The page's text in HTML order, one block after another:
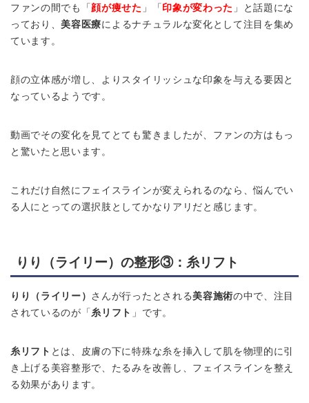
ファンの間でも「 顔が痩せた 」「 印象が変わった 」と話題にな
っており、美容医療によるナチュラルな変化として注目を集め
ています。
顔の立体感が増し、よりスタイリッシュな印象を与える要因と
なっているようです。
動画でその変化を見てとても驚きましたが、ファンの方はもっ
と驚いたと思います。
これだけ自然にフェイスラインが変えられるのなら、悩んでい
る人にとっての選択肢としてかなりアリだと感じます。
りり（ライリー）の整形③：糸リフト
りり（ライリー） さんが行ったとされる美容施術の中で、注目
されているのが「糸リフト 」です。
糸リフト とは、皮膚の下に特殊な糸を挿入して肌を物理的に引
き上げる美容整形で、たるみを改善し、フェイスラインを整え
る効果があります。